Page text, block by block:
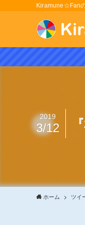
Kiramune☆Fan
2019
3/12
ホーム ツイ